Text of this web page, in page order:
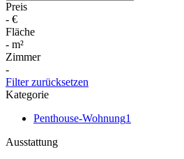
Preis
- €
Fläche
- m²
Zimmer
-
Filter zurücksetzen
Kategorie
Penthouse-Wohnung1
Ausstattung